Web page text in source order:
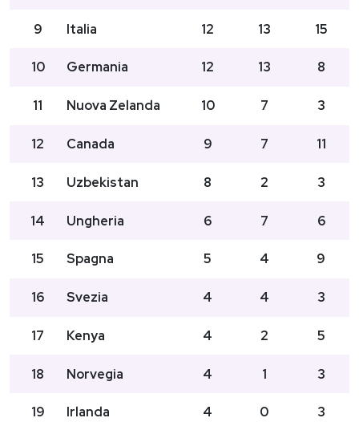
AREA PERSONALE
Entra
9 Italia 12 13 15
10 Germania 12 13 8
11 Nuova Zelanda 10 7 3
12 Canada 9 7 11
13 Uzbekistan 8 2 3
14 Ungheria 6 7 6
15 Spagna 5 4 9
16 Svezia 4 4 3
17 Kenya 4 2 5
18 Norvegia 4 1 3
19 Irlanda 4 0 3